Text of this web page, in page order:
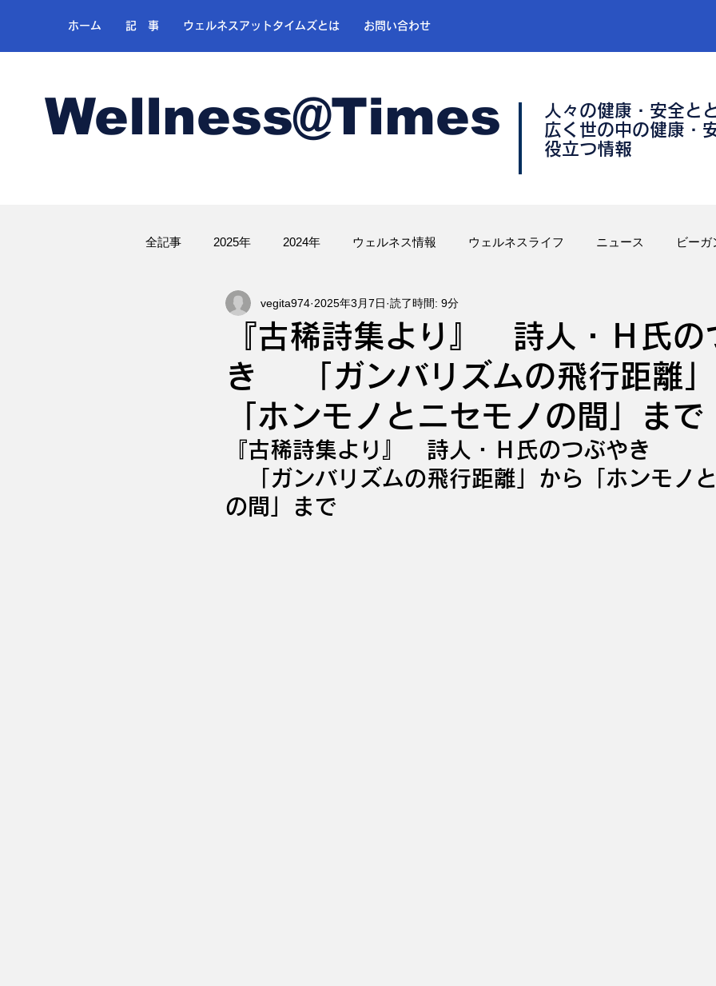
ホーム 記 事 ウェルネスアットタイムズとは お問い合わせ
Wellness@Times
人々の健康・安全と
広く世の中の健康・
​役立つ情報
全記事 2025年 2024年 ウェルネス情報 ウェルネスライフ ニュース ビーガ
『古稀詩集より』 詩人・Ｈ氏の
き 「ガンバリズムの飛行距離
「ホンモノとニセモノの間」まで
vegita974 2025年3月7日 読了時間: 9分
『古稀詩集より』　詩人・Ｈ氏のつぶやき
「ガンバリズムの飛行距離」から「ホンモノ
の間」まで